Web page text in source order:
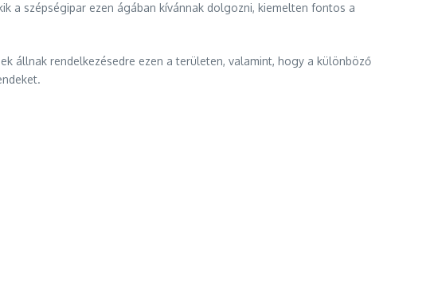
a szépségipar ezen ágában kívánnak dolgozni, kiemelten fontos a
állnak rendelkezésedre ezen a területen, valamint, hogy a különböző